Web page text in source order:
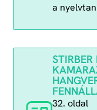
a
32. oldal